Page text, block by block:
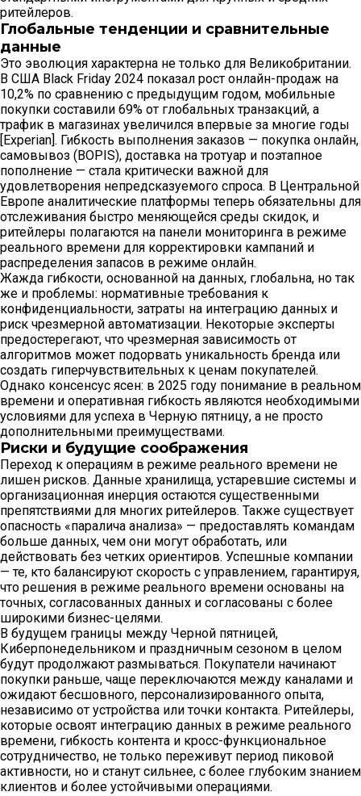
ритейлеров.
Глобальные тенденции и сравнительные
данные
Это эволюция характерна не только для Великобритании.
В США Black Friday 2024 показал рост онлайн-продаж на
10,2% по сравнению с предыдущим годом, мобильные
покупки составили 69% от глобальных транзакций, а
трафик в магазинах увеличился впервые за многие годы
[Experian]. Гибкость выполнения заказов — покупка онлайн,
самовывоз (BOPIS), доставка на тротуар и поэтапное
пополнение — стала критически важной для
удовлетворения непредсказуемого спроса. В Центральной
Европе аналитические платформы теперь обязательны для
отслеживания быстро меняющейся среды скидок, и
ритейлеры полагаются на панели мониторинга в режиме
реального времени для корректировки кампаний и
распределения запасов в режиме онлайн.
Жажда гибкости, основанной на данных, глобальна, но так
же и проблемы: нормативные требования к
конфиденциальности, затраты на интеграцию данных и
риск чрезмерной автоматизации. Некоторые эксперты
предостерегают, что чрезмерная зависимость от
алгоритмов может подорвать уникальность бренда или
создать гиперчувствительных к ценам покупателей.
Однако консенсус ясен: в 2025 году понимание в реальном
времени и оперативная гибкость являются необходимыми
условиями для успеха в Черную пятницу, а не просто
дополнительными преимуществами.
Риски и будущие соображения
Переход к операциям в режиме реального времени не
лишен рисков. Данные хранилища, устаревшие системы и
организационная инерция остаются существенными
препятствиями для многих ритейлеров. Также существует
опасность «паралича анализа» — предоставлять командам
больше данных, чем они могут обработать, или
действовать без четких ориентиров. Успешные компании
— те, кто балансируют скорость с управлением, гарантируя,
что решения в режиме реального времени основаны на
точных, согласованных данных и согласованы с более
широкими бизнес-целями.
В будущем границы между Черной пятницей,
Киберпонедельником и праздничным сезоном в целом
будут продолжают размываться. Покупатели начинают
покупки раньше, чаще переключаются между каналами и
ожидают бесшовного, персонализированного опыта,
независимо от устройства или точки контакта. Ритейлеры,
которые освоят интеграцию данных в режиме реального
времени, гибкость контента и кросс-функциональное
сотрудничество, не только переживут период пиковой
активности, но и станут сильнее, с более глубоким знанием
клиентов и более устойчивыми операциями.